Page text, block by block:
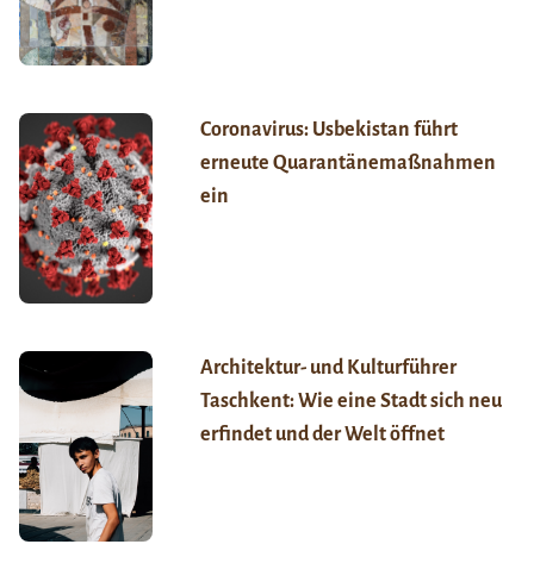
Coronavirus: Usbekistan führt
erneute Quarantänemaßnahmen
ein
Architektur- und Kulturführer
Taschkent: Wie eine Stadt sich neu
erfindet und der Welt öffnet